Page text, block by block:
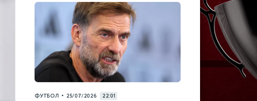
ФУТБОЛ • 25/07/2026 22:01